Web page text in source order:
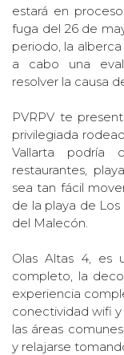
estará en
fuga del 26 de
periodo, la
a cabo una
resolver la causa
PVRPV te
privilegiada
Vallarta podría
restaurantes,
sea tan fácil
de la playa de
del Malecón.
Olas Altas 4, es
completo, la
experiencia
conectividad wifi y
las áreas
y relajarse